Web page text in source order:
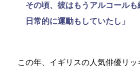
その頃、彼はもうアルコールも
日常的に運動もしていたし」
この年、イギリスの人気俳優リッ